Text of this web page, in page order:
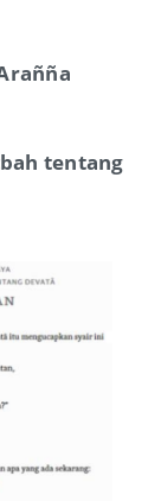
tentang